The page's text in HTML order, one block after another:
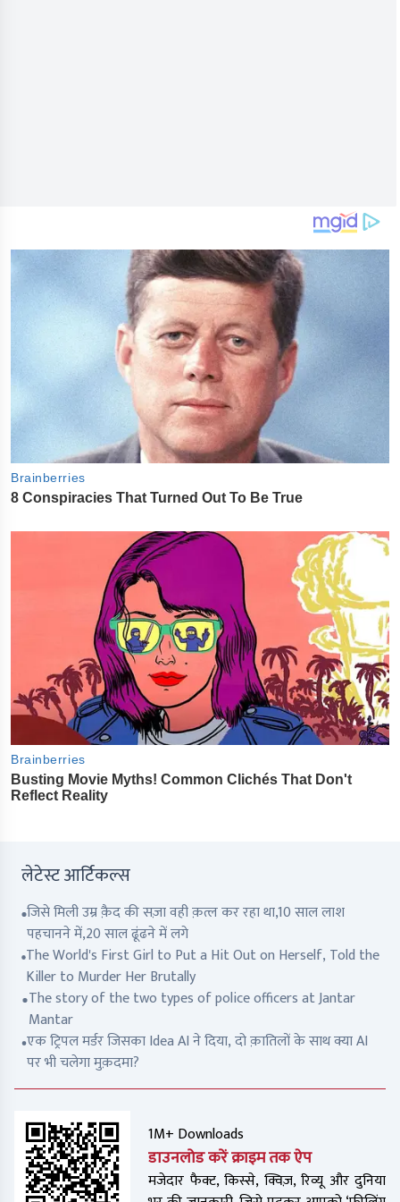
लेटेस्ट आर्टिकल्स
जिसे मिली उम्र क़ैद की सज़ा वही क़त्ल कर रहा था,10 साल लाश
पहचानने में,20 साल ढूंढने में लगे
The World's First Girl to Put a Hit Out on Herself, Told the
Killer to Murder Her Brutally
The story of the two types of police officers at Jantar
Mantar
एक ट्रिपल मर्डर जिसका Idea AI ने दिया, दो क़ातिलों के साथ क्या AI
पर भी चलेगा मुक़दमा?
1M+ Downloads
डाउनलोड करें क्राइम तक ऐप
मजेदार फैक्ट, किस्से, क्विज़, रिव्यू और दुनिया